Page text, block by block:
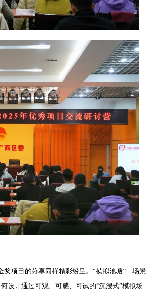
奖项目的分享同样精彩纷呈。“模拟池塘”—场景
设计通过可观、可感、可试的“沉浸式”模拟场